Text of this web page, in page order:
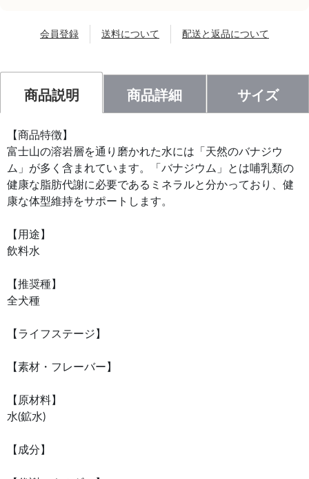
会員登録 送料について 配送と返品について
商品説明 商品詳細 サイズ
【商品特徴】
富士山の溶岩層を通り磨かれた水には「天然のバナジウ
ム」が多く含まれています。「バナジウム」とは哺乳類の
健康な脂肪代謝に必要であるミネラルと分かっており、健
康な体型維持をサポートします。
【用途】
飲料水
【推奨種】
全犬種
【ライフステージ】
【素材・フレーバー】
【原材料】
水(鉱水)
【成分】